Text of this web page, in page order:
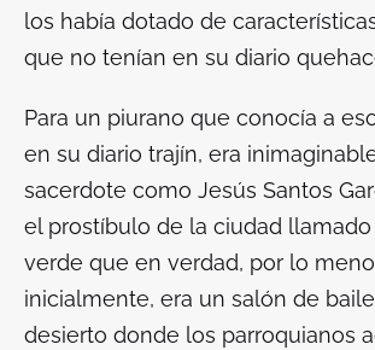
los había dotado de
que no tenían en su diario
Para un piurano que conocía a
en su diario trajín, era
sacerdote como Jesús Santos
el prostíbulo de la ciudad llamado
verde que en verdad, por lo
inicialmente, era un salón de
desierto donde los parroquianos